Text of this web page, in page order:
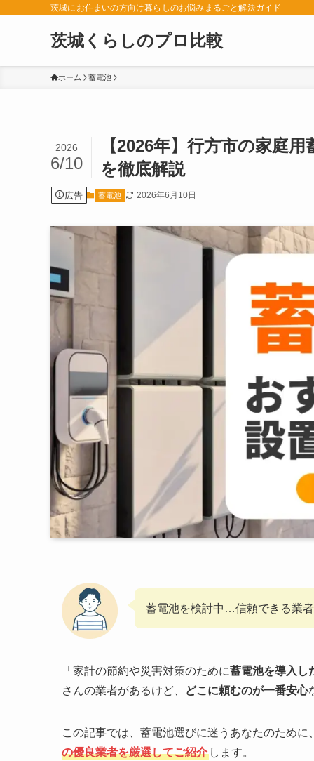
茨城にお住まいの方向け暮らしのお悩みまるごと解決ガイド
茨城くらしのプロ比較
ホーム 蓄電池
【2026年】行方市の家庭
を徹底解説
2026
6/10
広告 蓄電池 2026年6月10日
蓄電池を検討中…信頼できる業
「家計の節約や災害対策のために蓄電池を導入し
さんの業者があるけど、
どこに頼むのが一番安心
この記事では、蓄電池選びに迷うあなたのために
の優良業者を厳選してご紹介 します。